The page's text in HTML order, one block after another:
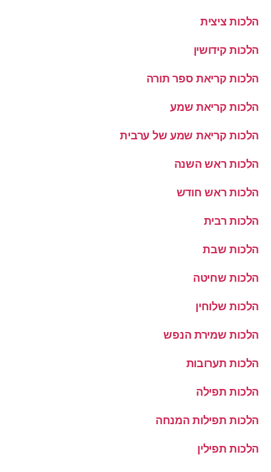
הלכות ציצית
הלכות קידושין
הלכות קריאת ספר תורה
הלכות קריאת שמע
הלכות קריאת שמע של ערבית
הלכות ראש השנה
הלכות ראש חודש
הלכות רבית
הלכות שבת
הלכות שחיטה
הלכות שלוחין
הלכות שמירת הנפש
הלכות תערובות
הלכות תפילה
הלכות תפילות המנחה
הלכות תפילין